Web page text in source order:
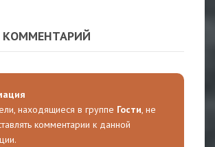
КОММЕНТАРИЙ
находящиеся в группе Гости, не
комментарии к данной